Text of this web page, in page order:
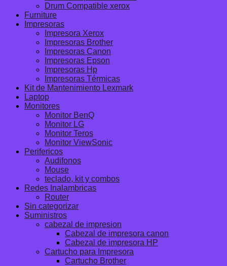
Drum Compatible xerox
Furniture
Impresoras
Impresora Xerox
Impresoras Brother
Impresoras Canon
Impresoras Epson
Impresoras Hp
Impresoras Térmicas
Kit de Mantenimiento Lexmark
Laptop
Monitores
Monitor BenQ
Monitor LG
Monitor Teros
Monitor ViewSonic
Perifericos
Audifonos
Mouse
teclado, kit y combos
Redes Inalambricas
Router
Sin categorizar
Suministros
cabezal de impresion
Cabezal de impresora canon
Cabezal de impresora HP
Cartucho para Impresora
Cartucho Brother